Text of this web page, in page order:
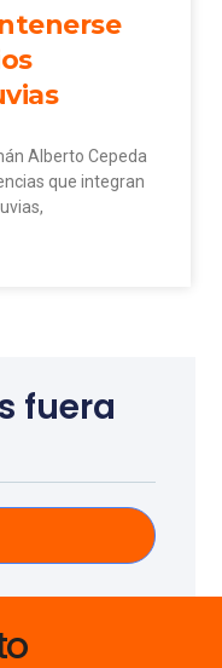
Alberto Cepeda
que integran
fuera